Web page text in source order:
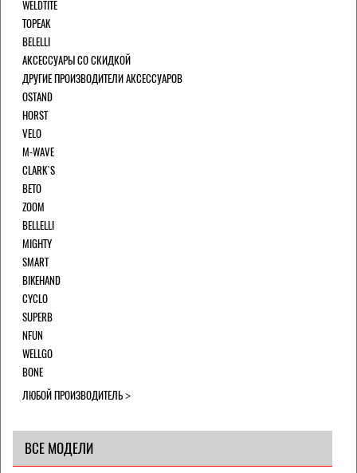
WELDTITE
TOPEAK
BELELLI
АКСЕССУАРЫ СО СКИДКОЙ
ДРУГИЕ ПРОИЗВОДИТЕЛИ АКСЕССУАРОВ
OSTAND
HORST
VELO
M-WAVE
CLARK`S
BETO
ZOOM
BELLELLI
MIGHTY
SMART
BIKEHAND
CYCLO
SUPERB
NFUN
WELLGO
BONE
ЛЮБОЙ ПРОИЗВОДИТЕЛЬ
ВСЕ МОДЕЛИ